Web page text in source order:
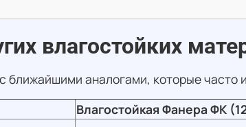
влагостойких
аналогами, которые часто
Влагостойкая Фанера ФК